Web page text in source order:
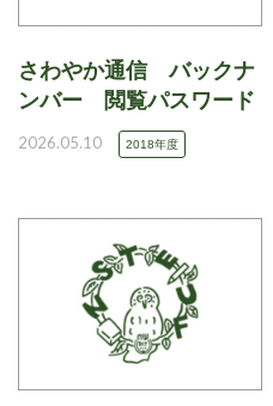
さわやか通信 バックナ
ンバー 閲覧パスワード
2026.05.10 2018年度